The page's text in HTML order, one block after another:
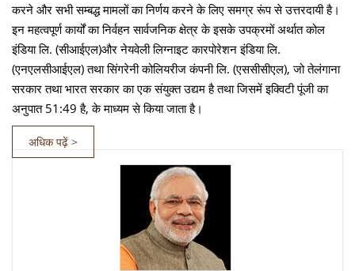
करने और सभी सम्बद्ध मामलों का निर्णय करने के लिए समग्र रूंप से उत्तरदायी है।
इन महत्वपूर्ण कार्यों का निर्वहन सार्वजनिक क्षेत्र के इसके उपक्रमों अर्थात कोल
इंडिया लि. (सीआईएल)और नेयवेली लिग्नाइट कारपोरेशन इंडिया लि.
(एनएलसीआईएल) तथा सिंगरेनी कोलियरीज कंपनी लि. (एससीसीएल), जो तेलंगाना
सरकार तथा भारत सरकार का एक संयुक्त उद्यम है तथा जिसमें इक्विटी पूंजी का
अनुपात 51:49 है, के माध्यम से किया जाता है।
अधिक पढ़ें >